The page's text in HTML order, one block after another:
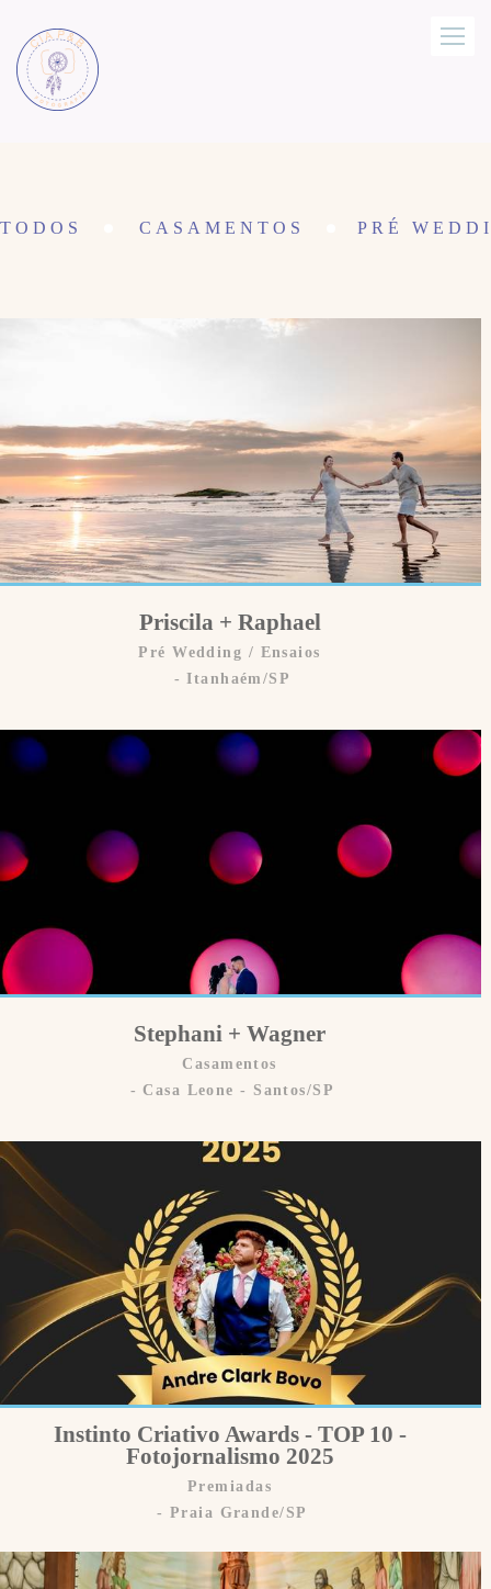
TODOS CASAMENTOS PRÉ
Priscila + Raphael
Pré Wedding / Ensaios
Itanhaém/SP
Stephani + Wagner
Casamentos
Casa Leone - Santos/SP
Instinto Criativo Awards - TOP 10 -
Fotojornalismo 2025
Premiadas
Praia Grande/SP